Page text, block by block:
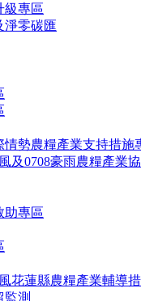
級專區
淨零碳匯
情勢農糧產業支持措施
及0708豪雨農糧產業
助專區
花蓮縣農糧產業輔導
監測